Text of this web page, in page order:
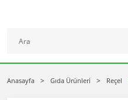
Anasayfa Gıda Ürünleri Reçel